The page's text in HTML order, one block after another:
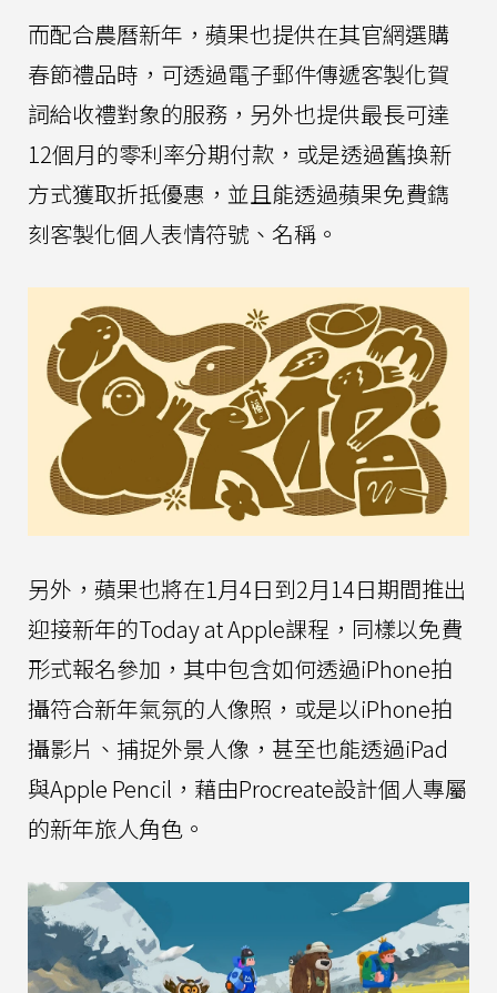
而配合農曆新年，蘋果也提供在其官網選購
春節禮品時，可透過電子郵件傳遞客製化賀
詞給收禮對象的服務，另外也提供最長可達
12個月的零利率分期付款，或是透過舊換新
方式獲取折抵優惠，並且能透過蘋果免費鐫
刻客製化個人表情符號、名稱。
另外，蘋果也將在1月4日到2月14日期間推出
迎接新年的Today at Apple課程，同樣以免費
形式報名參加，其中包含如何透過iPhone拍
攝符合新年氣氛的人像照，或是以iPhone拍
攝影片、捕捉外景人像，甚至也能透過iPad
與Apple Pencil，藉由Procreate設計個人專屬
的新年旅人角色。